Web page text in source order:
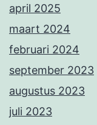
april 2025
maart 2024
februari 2024
september 2023
augustus 2023
juli 2023